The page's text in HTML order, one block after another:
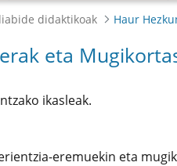
didaktikoak Haur
eta
ikasleak.
eremuekin eta